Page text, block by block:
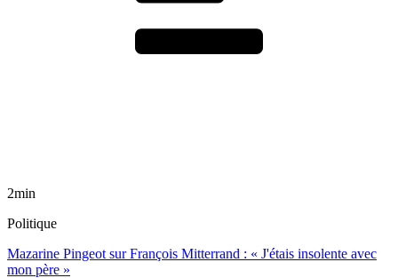
2min
Politique
Mazarine Pingeot sur François Mitterrand : « J'étais insolente avec
mon père »